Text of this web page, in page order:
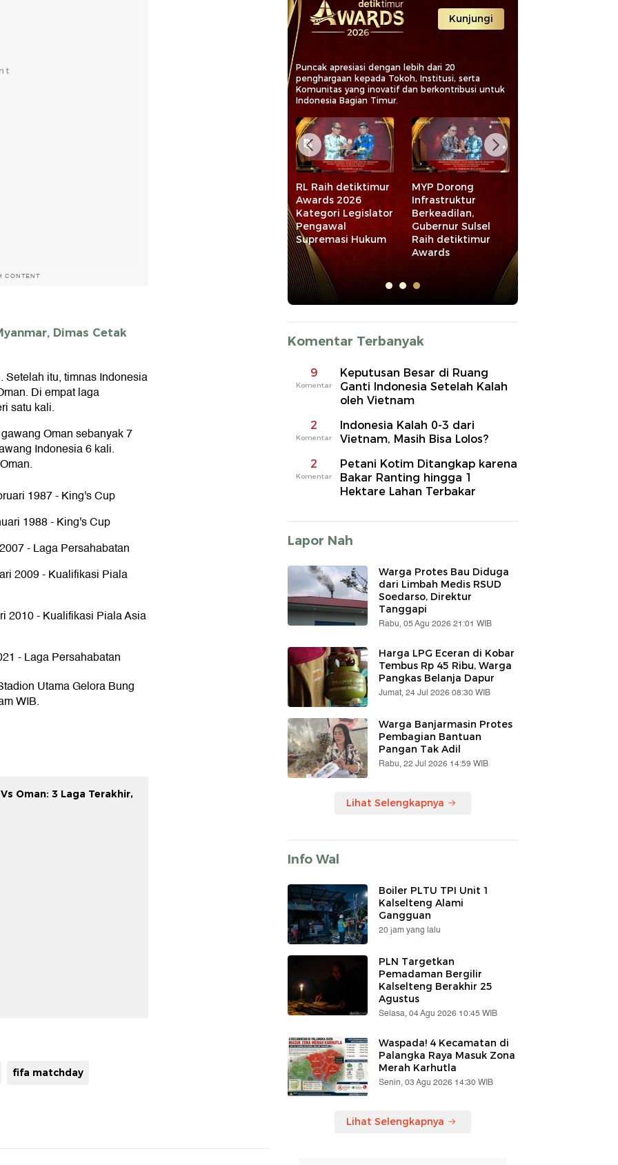
CONTENT
Dimas Cetak
Setelah itu, timnas Indonesia
Di empat laga
satu kali.
Oman sebanyak 7
Indonesia 6 kali.
1987 - King's Cup
1988 - King's Cup
- Laga Persahabatan
2009 - Kualifikasi Piala
2010 - Kualifikasi Piala Asia
- Laga Persahabatan
Utama Gelora Bung
WIB.
Oman: 3 Laga Terakhir,
fifa matchday
Kunjungi
Puncak apresiasi dengan lebih dari 20
penghargaan kepada Tokoh, Institusi, serta
Komunitas yang inovatif dan berkontribusi untuk
Indonesia Bagian Timur.
MYP Dorong
Infrastruktur
Berkeadilan,
Gubernur Sulsel
Raih detiktimur
Awards
Daftar Lengkap
Penerima
Penghargaan
detiktimur Awards
2026
Daerah
Komentar Terbanyak
9
Komentar
Keputusan Besar di Ruang
Ganti Indonesia Setelah Kalah
oleh Vietnam
2
Komentar
Indonesia Kalah 0-3 dari
Vietnam, Masih Bisa Lolos?
2
Komentar
Petani Kotim Ditangkap karena
Bakar Ranting hingga 1
Hektare Lahan Terbakar
Lapor Nah
Warga Protes Bau Diduga
dari Limbah Medis RSUD
Soedarso, Direktur
Tanggapi
Rabu, 05 Agu 2026 21:01 WIB
Harga LPG Eceran di Kobar
Tembus Rp 45 Ribu, Warga
Pangkas Belanja Dapur
Jumat, 24 Jul 2026 08:30 WIB
Warga Banjarmasin Protes
Pembagian Bantuan
Pangan Tak Adil
Rabu, 22 Jul 2026 14:59 WIB
Lihat Selengkapnya
Info Wal
Boiler PLTU TPI Unit 1
Kalselteng Alami
Gangguan
20 jam yang lalu
PLN Targetkan
Pemadaman Bergilir
Kalselteng Berakhir 25
Agustus
Selasa, 04 Agu 2026 10:45 WIB
Waspada! 4 Kecamatan di
Palangka Raya Masuk Zona
Merah Karhutla
Senin, 03 Agu 2026 14:30 WIB
Lihat Selengkapnya